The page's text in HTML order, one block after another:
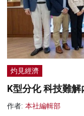
灼見經濟
K型分化 科技難
作者: 本社編輯部